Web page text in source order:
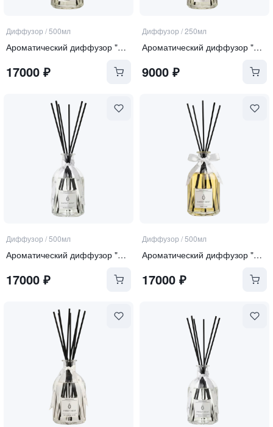
Диффузор /500мл
Ароматический диффузор "Pure Rose"
17000 ₽
Диффузор /250мл
Ароматический диффузор "Pure Rose"
9000₽
Диффузор /500мл
Ароматический диффузор "Sea Salt and Orchid"
17000 ₽
Диффузор /500мл
Ароматический диффузор "Tonka and Oud"
17000₽